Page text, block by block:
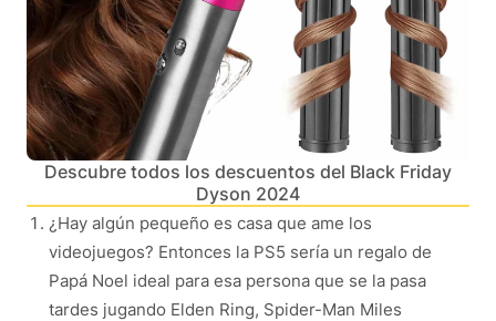
Descubre todos los descuentos del Black Friday
Dyson 2024
¿Hay algún pequeño es casa que ame los
videojuegos? Entonces la PS5 sería un regalo de
Papá Noel ideal para esa persona que se la pasa
tardes jugando Elden Ring, Spider-Man Miles